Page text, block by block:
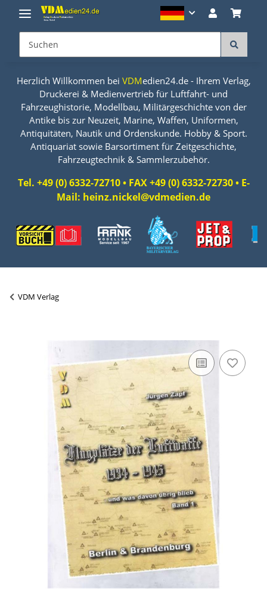
Herzlich Willkommen bei VDMedien24.de - Ihrem Verlag,
Druckerei & Medienvertrieb für Luftfahrt- und
Fahrzeughistorie, Modellbau, Militärgeschichte von der
Antike bis zur Neuzeit, Marine, Waffen, Uniformen,
Antiquitäten, Nautik und Ordenskunde. Hobby & Sport.
Antiquariat sowie Barsortiment für Zeitgeschichte,
Fahrzeugtechnik & Sammlerzubehör.
Tel. +49 (0) 6332-72710 • FAX +49 (0) 6332-72730 • E-
Mail: heinz.nickel@vdmedien.de
VDM Verlag